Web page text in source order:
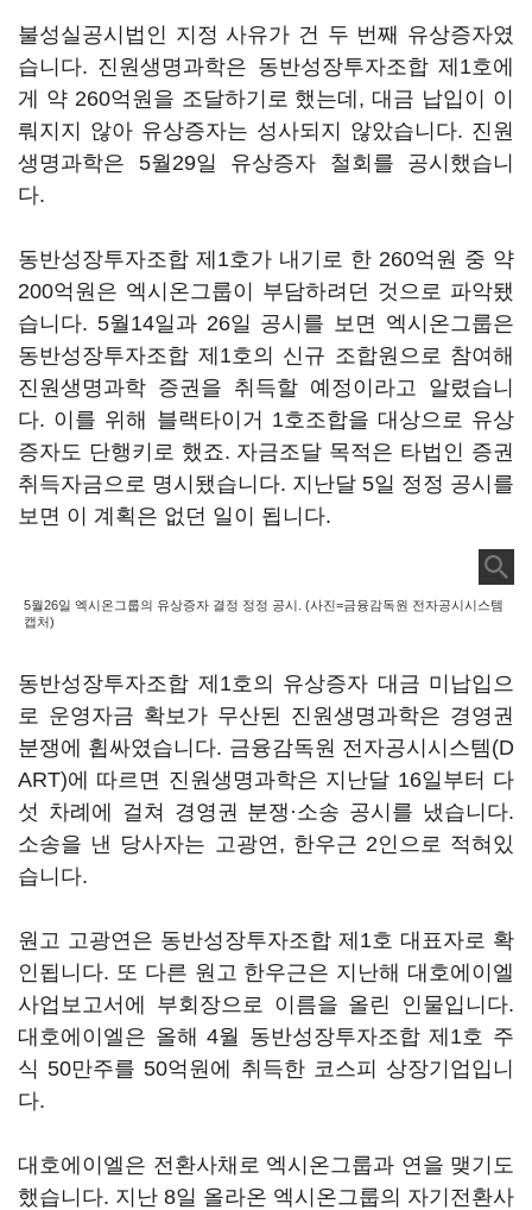
불성실공시법인 지정 사유가 건 두 번째 유상증자였
습니다. 진원생명과학은 동반성장투자조합 제1호에
게 약 260억원을 조달하기로 했는데, 대금 납입이 이
뤄지지 않아 유상증자는 성사되지 않았습니다. 진원
생명과학은 5월29일 유상증자 철회를 공시했습니
다.
동반성장투자조합 제1호가 내기로 한 260억원 중 약
200억원은 엑시온그룹이 부담하려던 것으로 파악됐
습니다. 5월14일과 26일 공시를 보면 엑시온그룹은
동반성장투자조합 제1호의 신규 조합원으로 참여해
진원생명과학 증권을 취득할 예정이라고 알렸습니
다. 이를 위해 블랙타이거 1호조합을 대상으로 유상
증자도 단행키로 했죠. 자금조달 목적은 타법인 증권
취득자금으로 명시됐습니다. 지난달 5일 정정 공시를
보면 이 계획은 없던 일이 됩니다.
5월26일 엑시온그룹의 유상증자 결정 정정 공시. (사진=금융감독원 전자공시시스템
캡처)
동반성장투자조합 제1호의 유상증자 대금 미납입으
로 운영자금 확보가 무산된 진원생명과학은 경영권
분쟁에 휩싸였습니다. 금융감독원 전자공시시스템(D
ART)에 따르면 진원생명과학은 지난달 16일부터 다
섯 차례에 걸쳐 경영권 분쟁·소송 공시를 냈습니다.
소송을 낸 당사자는 고광연, 한우근 2인으로 적혀있
습니다.
원고 고광연은 동반성장투자조합 제1호 대표자로 확
인됩니다. 또 다른 원고 한우근은 지난해 대호에이엘
사업보고서에 부회장으로 이름을 올린 인물입니다.
대호에이엘은 올해 4월 동반성장투자조합 제1호 주
식 50만주를 50억원에 취득한 코스피 상장기업입니
다.
대호에이엘은 전환사채로 엑시온그룹과 연을 맺기도
했습니다. 지난 8일 올라온 엑시온그룹의 자기전환사